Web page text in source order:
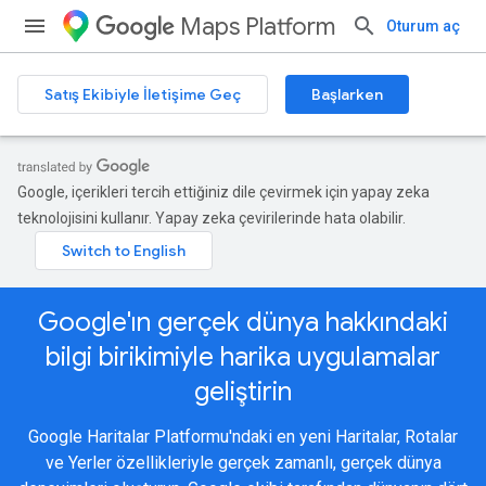
Maps Platform Oturum aç
Satış Ekibiyle İletişime Geç Başlarken
Google, içerikleri tercih ettiğiniz dile çevirmek için yapay zeka
teknolojisini kullanır. Yapay zeka çevirilerinde hata olabilir.
Google'ın gerçek dünya hakkındaki
bilgi birikimiyle harika uygulamalar
geliştirin
Google Haritalar Platformu'ndaki en yeni Haritalar, Rotalar
ve Yerler özellikleriyle gerçek zamanlı, gerçek dünya